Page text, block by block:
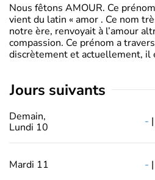
Nous fêtons AMOUR. Ce
vient du latin « amor . Ce nom
notre ère, renvoyait à l’amour
compassion. Ce prénom a
discrètement et actuellement, il
jours suivants
Demain,
Lundi 10
- |
Mardi 11 - |